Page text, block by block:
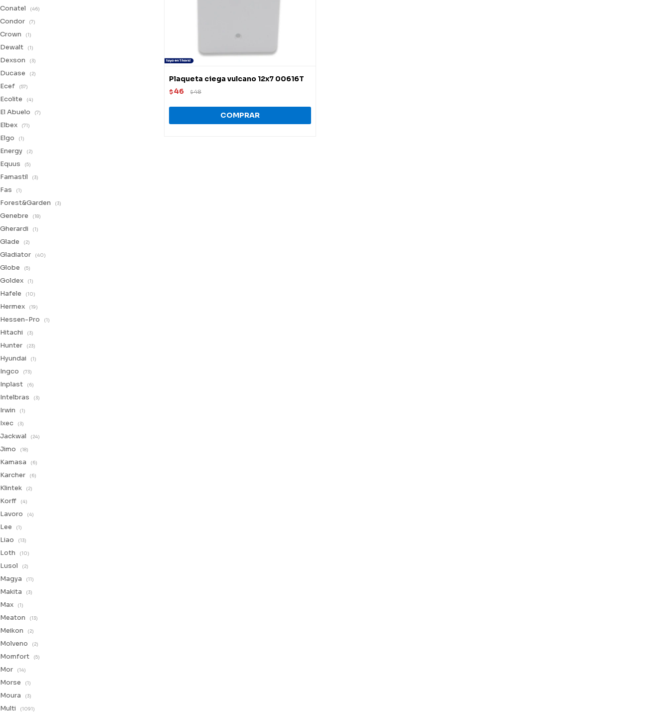
Plaqueta ciega vulcano 12x7 00616T
$46 $48
Conatel (46)
Condor (7)
Crown (1)
Dewalt (1)
Dexson (3)
Ducase (2)
Ecef (57)
Ecolite (4)
El Abuelo (7)
Elbex (71)
Elgo (1)
Energy (2)
Equus (5)
Famastil (3)
Fas (1)
Forest&Garden (3)
Genebre (18)
Gherardi (1)
Glade (2)
Gladiator (40)
Globe (5)
Goldex (1)
Hafele (10)
Hermex (19)
Hessen-Pro (1)
Hitachi (3)
Hunter (23)
Hyundai (1)
Ingco (73)
Inplast (6)
Intelbras (3)
Irwin (1)
Ixec (3)
Jackwal (24)
Jimo (18)
Kamasa (6)
Karcher (6)
Klintek (2)
Korff (4)
Lavoro (4)
Lee (1)
Liao (13)
Loth (10)
Lusol (2)
Magya (11)
Makita (3)
Max (1)
Meaton (13)
Meikon (2)
Molveno (2)
Momfort (5)
Mor (14)
Morse (1)
Moura (3)
Multi (1091)